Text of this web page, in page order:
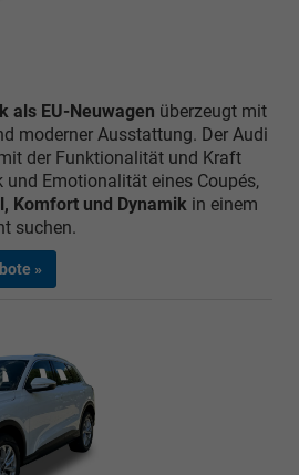
als EU-Neuwagen überzeugt mit
moderner Ausstattung. Der Audi
der Funktionalität und Kraft
und Emotionalität eines Coupés,
Komfort und Dynamik in einem
suchen.
»